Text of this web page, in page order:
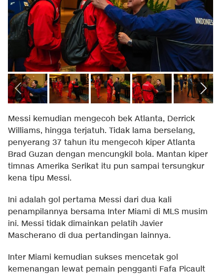
Messi kemudian mengecoh bek Atlanta, Derrick
Williams, hingga terjatuh. Tidak lama berselang,
penyerang 37 tahun itu mengecoh kiper Atlanta
Brad Guzan dengan mencungkil bola. Mantan kiper
timnas Amerika Serikat itu pun sampai tersungkur
kena tipu Messi.
Ini adalah gol pertama Messi dari dua kali
penampilannya bersama Inter Miami di MLS musim
ini. Messi tidak dimainkan pelatih Javier
Mascherano di dua pertandingan lainnya.
Inter Miami kemudian sukses mencetak gol
kemenangan lewat pemain pengganti Fafa Picault